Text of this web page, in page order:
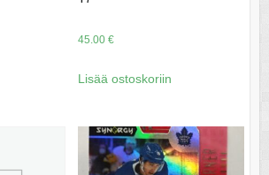
45.00 €
Lisää ostoskoriin